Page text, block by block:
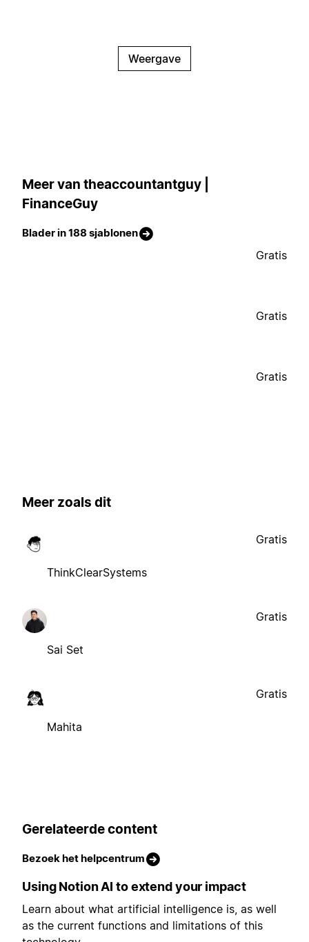
Weergave
Meer van theaccountantguy |
FinanceGuy
Blader in 188 sjablonen
Gratis
Gratis
Gratis
Meer zoals dit
ThinkClearSystems
Gratis
Sai Set
Gratis
Mahita
Gratis
Gerelateerde content
Bezoek het helpcentrum
Using Notion AI to extend your impact
Learn about what artificial intelligence is, as well
as the current functions and limitations of this